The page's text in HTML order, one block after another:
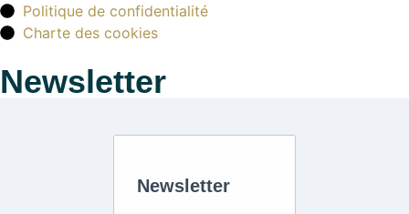
Politique de confidentialité
Charte des cookies
Newsletter